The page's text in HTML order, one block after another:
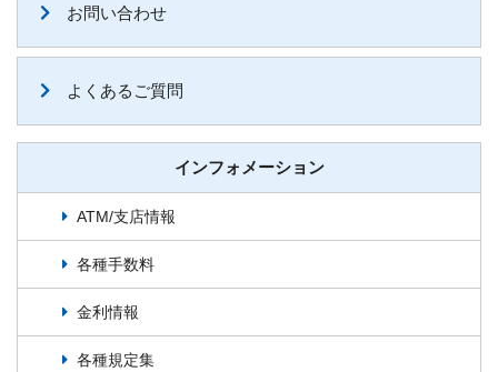
お問い合わせ
よくあるご質問
インフォメーション
ATM/支店情報
各種手数料
金利情報
各種規定集